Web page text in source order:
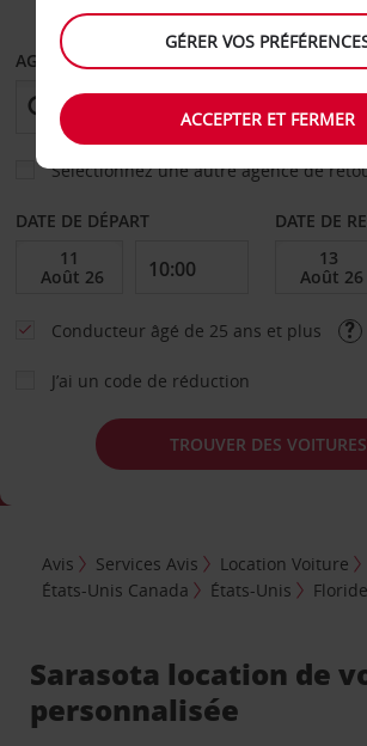
AGENCE DE DÉPART
Sélectionnez une autre agence de
DATE DE DÉPART DATE DE
Conducteur âgé de 25 ans et plus
J’ai un code de réduction
TROUVER DES VOITURES
Avis Services Avis
Location Voiture
États-Unis Canada
États-Unis Floride
Sarasota location de
personnalisée
GÉRER VOS
ACCEPTER ET FERMER